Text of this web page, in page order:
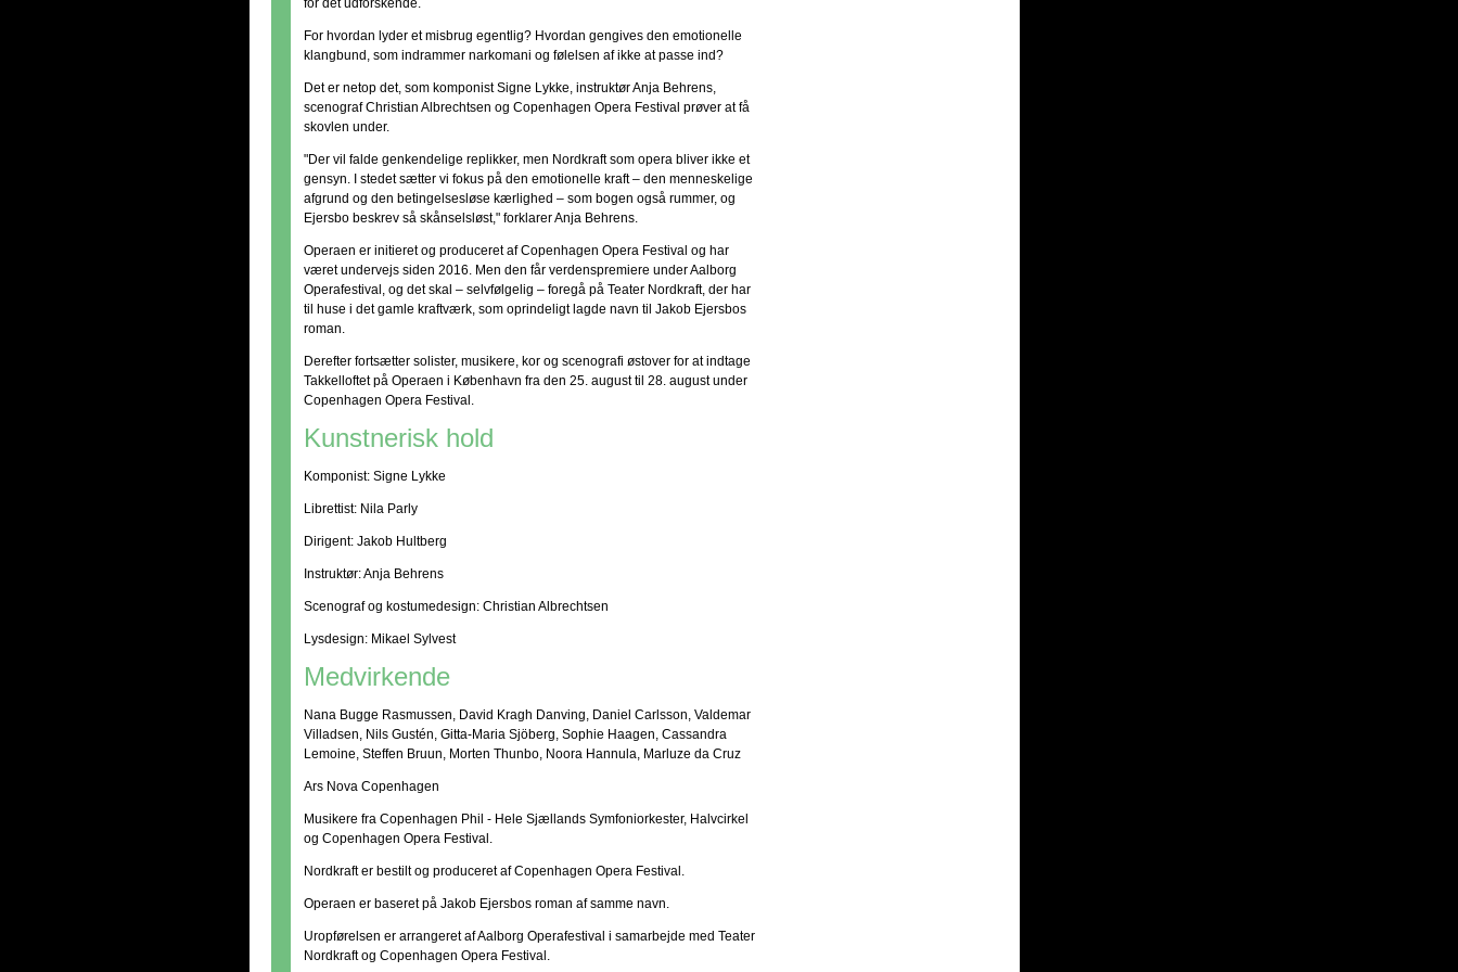
for det udforskende.
For hvordan lyder et misbrug egentlig? Hvordan gengives den emotionelle
klangbund, som indrammer narkomani og følelsen af ikke at passe ind?
Det er netop det, som komponist Signe Lykke, instruktør Anja Behrens,
scenograf Christian Albrechtsen og Copenhagen Opera Festival prøver at få
skovlen under.
"Der vil falde genkendelige replikker, men Nordkraft som opera bliver ikke et
gensyn. I stedet sætter vi fokus på den emotionelle kraft – den menneskelige
afgrund og den betingelsesløse kærlighed – som bogen også rummer, og
Ejersbo beskrev så skånselsløst," forklarer Anja Behrens.
Operaen er initieret og produceret af Copenhagen Opera Festival og har
været undervejs siden 2016. Men den får verdenspremiere under Aalborg
Operafestival, og det skal – selvfølgelig – foregå på Teater Nordkraft, der har
til huse i det gamle kraftværk, som oprindeligt lagde navn til Jakob Ejersbos
roman.
Derefter fortsætter solister, musikere, kor og scenografi østover for at indtage
Takkelloftet på Operaen i København fra den 25. august til 28. august under
Copenhagen Opera Festival.
Kunstnerisk hold
Komponist: Signe Lykke
Librettist: Nila Parly
Dirigent: Jakob Hultberg
Instruktør: Anja Behrens
Scenograf og kostumedesign: Christian Albrechtsen
Lysdesign: Mikael Sylvest
Medvirkende
Nana Bugge Rasmussen, David Kragh Danving, Daniel Carlsson, Valdemar
Villadsen, Nils Gustén, Gitta-Maria Sjöberg, Sophie Haagen, Cassandra
Lemoine, Steffen Bruun, Morten Thunbo, Noora Hannula, Marluze da Cruz
Ars Nova Copenhagen
Musikere fra Copenhagen Phil - Hele Sjællands Symfoniorkester, Halvcirkel
og Copenhagen Opera Festival.
Nordkraft er bestilt og produceret af Copenhagen Opera Festival.
Operaen er baseret på Jakob Ejersbos roman af samme navn.
Uropførelsen er arrangeret af Aalborg Operafestival i samarbejde med Teater
Nordkraft og Copenhagen Opera Festival.